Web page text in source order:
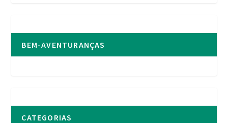
BEM-AVENTURANÇAS
CATEGORIAS